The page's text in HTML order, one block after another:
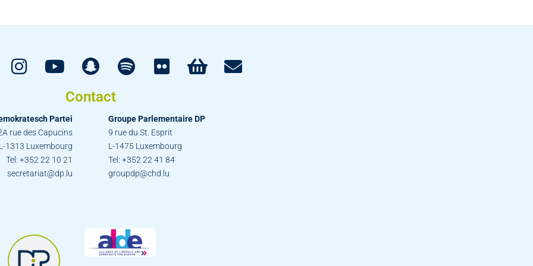
Contact
Partei
rue des Capucins
1313 Luxembourg
Tel: +352 22 10 21
secretariat@dp.lu
Groupe Parlementaire DP
9 rue du St. Esprit
L-1475 Luxembourg
Tel: +352 22 41 84
groupdp@chd.lu